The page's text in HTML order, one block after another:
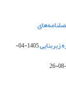
زیربنایی
1405-04-